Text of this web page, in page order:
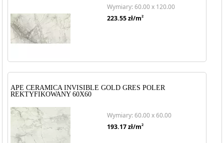
Wymiary: 60.00 x 120.00
223.55zł/m2
APE CERAMICA INVISIBLE GOLD GRES POLER
REKTYFIKOWANY 60X60
Wymiary: 60.00 x 60.00
193.17zł/m2